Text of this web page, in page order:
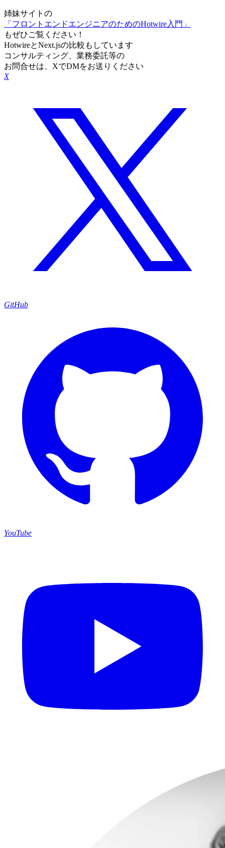
姉妹サイトの
「フロントエンドエンジニアのためのHotwire入門」
もぜひご覧ください！
HotwireとNext.jsの比較もしています
コンサルティング、業務委託等の
お問合せは、XでDMをお送りください
X
GitHub
YouTube